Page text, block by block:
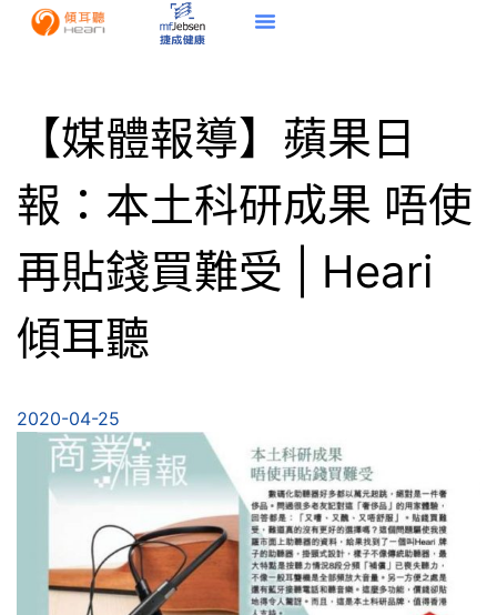
【媒體報導】蘋果日
報：本土科研成果 唔使
再貼錢買難受 | Heari
傾耳聽
2020-04-25